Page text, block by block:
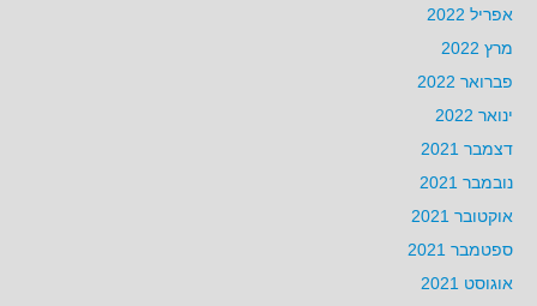
אפריל 2022
מרץ 2022
פברואר 2022
ינואר 2022
דצמבר 2021
נובמבר 2021
אוקטובר 2021
ספטמבר 2021
אוגוסט 2021